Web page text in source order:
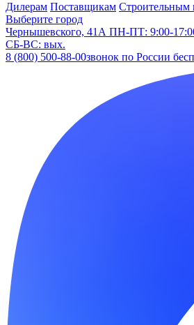
Дилерам Поставщикам Строительным
Выберите город
Чернышевского, 41А ПН-ПТ: 9:00-
СБ-ВС: вых.
8 (800) 500-88-00звонок по России